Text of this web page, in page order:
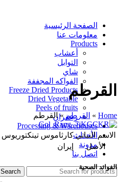
الصفحة الرئيسية
معلومات عنا
Products
أعشاب
التوابل
شاي
الفواكه المجففة
Freeze Dried Products
Dried Vegetable
Peels of fruits
زعفران
Processing & Warehouses
الأحداث
مدونة
اتصل بنا
Search
القرطم
Home
» القرطم»القرطم
الاسم النباتي كارثاموس تينكتوريوس
الأصل
إيران
الفوائد الصحية